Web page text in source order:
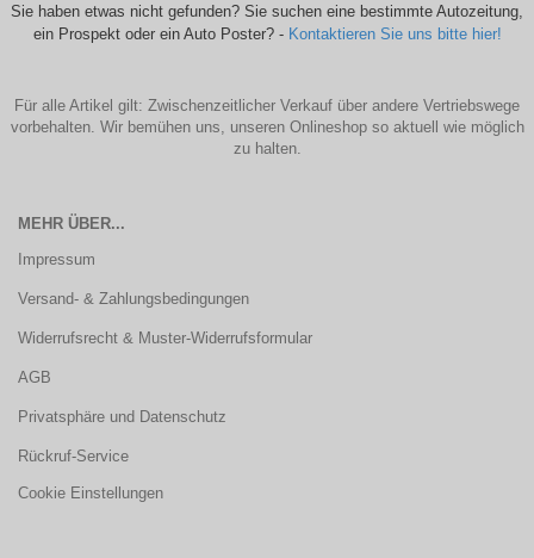
Sie haben etwas nicht gefunden? Sie suchen eine bestimmte Autozeitung,
ein Prospekt oder ein Auto Poster? - Kontaktieren Sie uns bitte hier!
Für alle Artikel gilt: Zwischenzeitlicher Verkauf über andere Vertriebswege
vorbehalten. Wir bemühen uns, unseren Onlineshop so aktuell wie möglich
zu halten.
MEHR ÜBER...
Impressum
Versand- & Zahlungsbedingungen
Widerrufsrecht & Muster-Widerrufsformular
AGB
Privatsphäre und Datenschutz
Rückruf-Service
Cookie Einstellungen